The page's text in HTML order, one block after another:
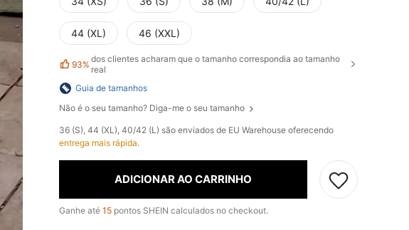
44 (XL) 46 (XXL)
93% dos clientes acharam que o tamanho correspondia ao tamanho
real
Guia de tamanhos
Não é o seu tamanho? Diga-me o seu tamanho
​36 (S), 44 (XL), 40/42 (L) são enviados de EU Warehouse oferecendo
entrega mais rápida.
ADICIONAR AO CARRINHO
Ganhe até 15 pontos SHEIN calculados no checkout.